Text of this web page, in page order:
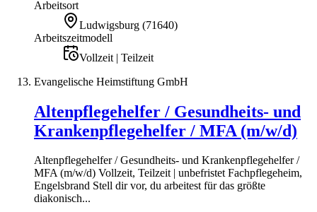
Arbeitsort
Ludwigsburg (71640)
Arbeitszeitmodell
Vollzeit | Teilzeit
Evangelische Heimstiftung GmbH
Altenpflegehelfer / Gesundheits- und
Krankenpflegehelfer / MFA (m/w/d)
Altenpflegehelfer / Gesundheits- und Krankenpflegehelfer /
MFA (m/w/d) Vollzeit, Teilzeit | unbefristet Fachpflegeheim,
Engelsbrand Stell dir vor, du arbeitest für das größte
diakonisch...